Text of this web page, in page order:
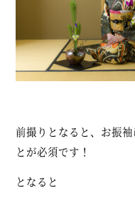
前撮りとなると、お振
とが必須です！
となると